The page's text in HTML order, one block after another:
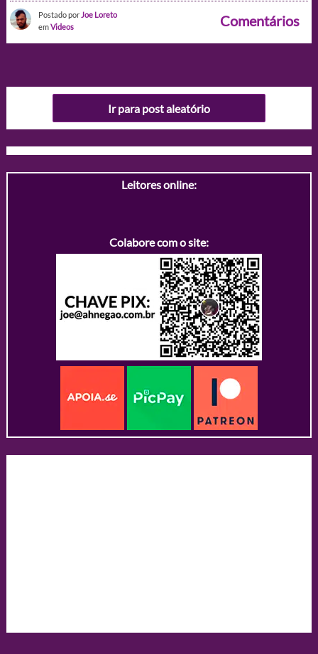
Postado por Joe Loreto
emVideos Comentários
Ir para post aleatório
Leitores online:
Colabore com o site: